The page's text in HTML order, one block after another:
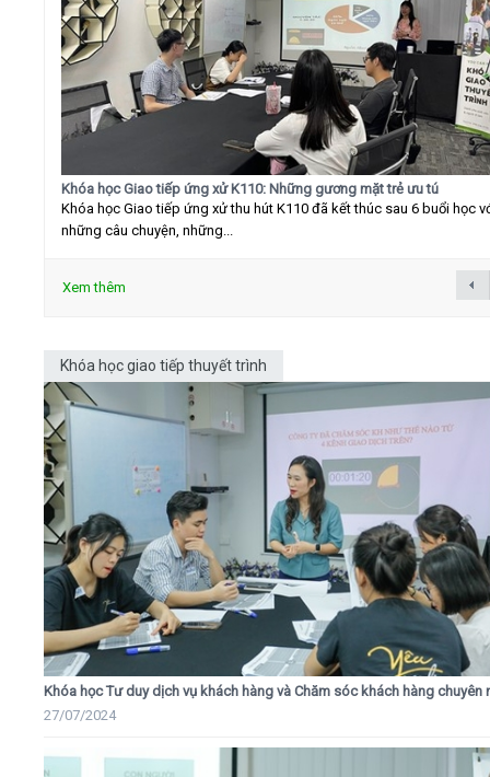
Khóa học Giao tiếp ứng xử K110: Những gương mặt trẻ ưu tú
Khóa học Giao tiếp ứng xử thu hút K110 đã kết thúc sau 6 buổi học
những câu chuyện, những...
Xem thêm
Khóa học giao tiếp thuyết trình
Khóa học Tư duy dịch vụ khách hàng và Chăm sóc khách hàng chuyên
27/07/2024